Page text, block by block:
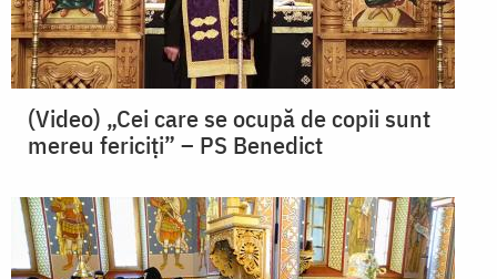
(Video) „Cei care se ocupă de copii sunt
mereu fericiți” – PS Benedict